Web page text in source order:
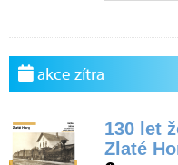
akce zítra
130 let
Zlaté